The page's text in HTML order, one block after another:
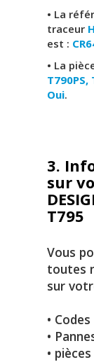
• La
traceur
est :
• La
T790PS,
Oui.
3.
sur
T795
Vous
toutes
sur
•
•
•